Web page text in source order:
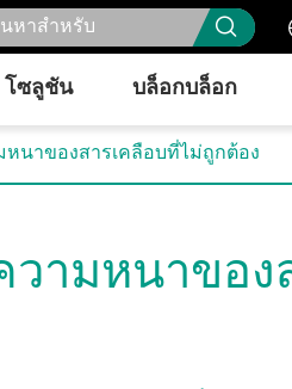

โซลูชัน บล็อกบล็อก
หนาของสารเคลือบที่ไม่ถูกต้อง
วามหนาของ